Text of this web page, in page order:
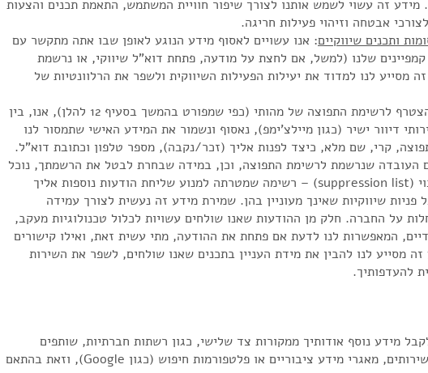
מידע זה עשוי לשמש אותנו לצורך שיפור חוויית המשתמש, התאמת תכנים והצעות
אבטחה וזיהוי פעילות חריגה.
ותכנים שיווקיים: אנו עשויים לאסוף מידע הנוגע לאופן שבו אתה מתקשר עם
קמפיינים שלנו (למשל, אם לחצת על מודעה, פתחת דוא"ל שיווקי, או נרשמת
מסייע לנו למדוד את יעילות הפעילות השיווקית ולשפר את הרלוונטיות של
: ככל שתבחר להצטרף לרשימת התפוצה של מהותי (כפי שמפורט בהמשך בסעיף 12 להלן), אנו, בין
דיוור ישיר (כגון מיילצ'ימפ), נאסוף ונשמור את המידע האישי שתמסור לנו
קרי, שם מלא, כיצד לפנות אליך (זכר/נקבה), מספר טלפון וכתובת דוא"ל.
העובדה שנרשמת לרשימת התפוצה, וכן, במידה שבחרת לבטל את הרשמתך, נוכל
לשמור את פרטיך ברשימת דיכוי (suppression list) – רשימה שמטרתה למנוע שליחת הודעות נוספות אליך
שיווקיות שאינך מעוניין בהן. שמירת מידע זה נעשית לצורך עמידה
על החברה. חלק מן ההודעות שאנו שולחים עשויות לכלול טכנולוגיות מעקב,
המאפשרות לנו לדעת אם פתחת את ההודעה, מתי עשית זאת, ואילו קישורים
מסייע לנו להבין את מידת העניין בתכנים שאנו שולחים, לשפר את השירות
להעדפותיך.
מידע נוסף אודותיך ממקורות צד שלישי, כגון רשתות חברתיות, שותפים
עסקיים או אסטרטגיים, ספקי שירותים, מאגרי מידע ציבוריים או פלטפורמות חיפוש (כגון Google), וזאת בהתאם